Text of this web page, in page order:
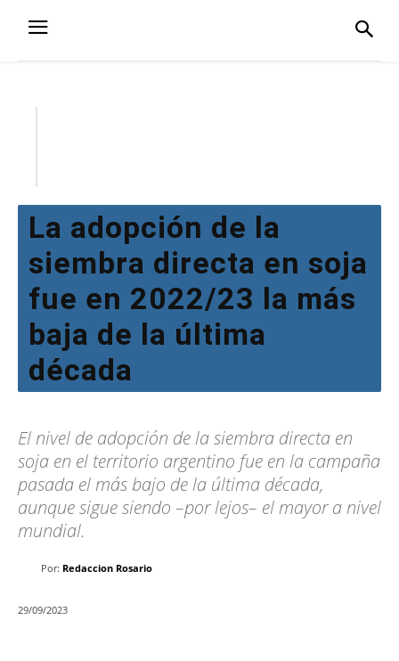
La adopción de la
siembra directa en soja
fue en 2022/23 la más
baja de la última
década
El nivel de adopción de la siembra directa en
soja en el territorio argentino fue en la campaña
pasada el más bajo de la última década,
aunque sigue siendo –por lejos– el mayor a nivel
mundial.
Por: Redaccion Rosario
29/09/2023